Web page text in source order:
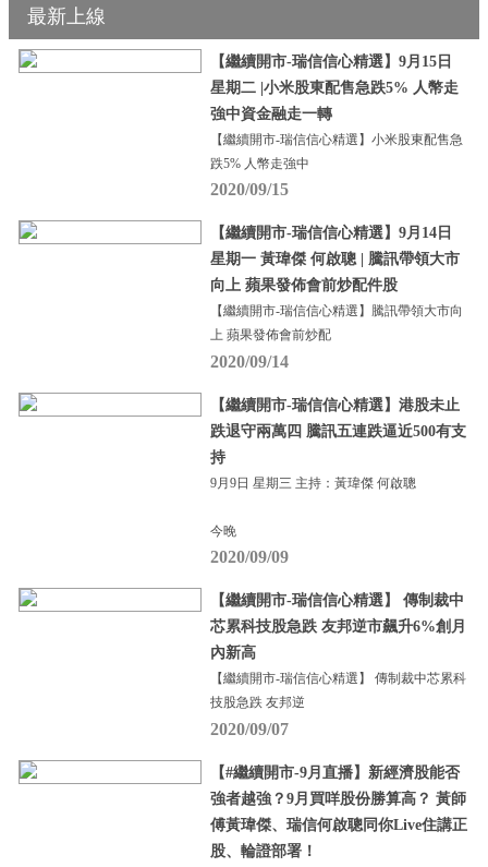
最新上線
【繼續開市-瑞信信心精選】9月15日
星期二 |小米股東配售急跌5% 人幣走
強中資金融走一轉
【繼續開市-瑞信信心精選】小米股東配售急
跌5% 人幣走強中
2020/09/15
【繼續開市-瑞信信心精選】9月14日
星期一 黃瑋傑 何啟聰 | 騰訊帶領大市
向上 蘋果發佈會前炒配件股
【繼續開市-瑞信信心精選】騰訊帶領大市向
上 蘋果發佈會前炒配
2020/09/14
【繼續開市-瑞信信心精選】港股未止
跌退守兩萬四 騰訊五連跌逼近500有支
持
9月9日 星期三 主持：黃瑋傑 何啟聰
今晚
2020/09/09
【繼續開市-瑞信信心精選】 傳制裁中
芯累科技股急跌 友邦逆市飆升6%創月
內新高
【繼續開市-瑞信信心精選】 傳制裁中芯累科
技股急跌 友邦逆
2020/09/07
【#繼續開市-9月直播】新經濟股能否
強者越強？9月買咩股份勝算高？ 黃師
傅黃瑋傑、瑞信何啟聰同你Live住講正
股、輪證部署！